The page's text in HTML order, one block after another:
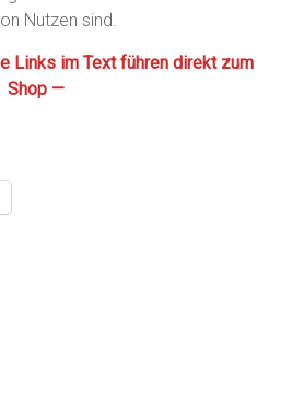
Nutzen sind.
Links im Text führen direkt zum
Shop —